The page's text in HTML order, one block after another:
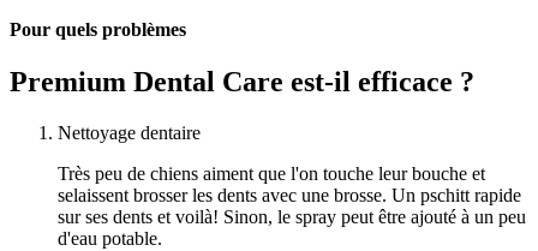
Pour quels problèmes
Premium Dental Care est-il efficace ?
Nettoyage dentaire
Très peu de chiens aiment que l'on touche leur bouche et
selaissent brosser les dents avec une brosse. Un pschitt rapide
sur ses dents et voilà! Sinon, le spray peut être ajouté à un peu
d'eau potable.